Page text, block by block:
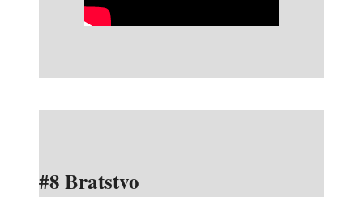
#8 Bratstvo